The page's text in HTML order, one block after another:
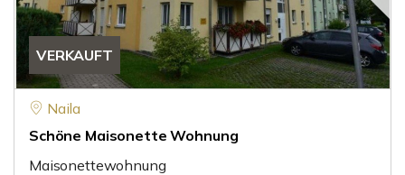
VERKAUFT
Naila
Schöne Maisonette Wohnung
Maisonettewohnung